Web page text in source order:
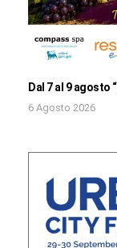
Dal 7 al 9 agosto
6 Agosto 2026